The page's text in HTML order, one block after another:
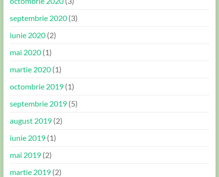
septembrie 2020(3)
iunie 2020(2)
mai 2020(1)
martie 2020(1)
octombrie 2019(1)
septembrie 2019(5)
august 2019(2)
iunie 2019(1)
mai 2019(2)
martie 2019(2)